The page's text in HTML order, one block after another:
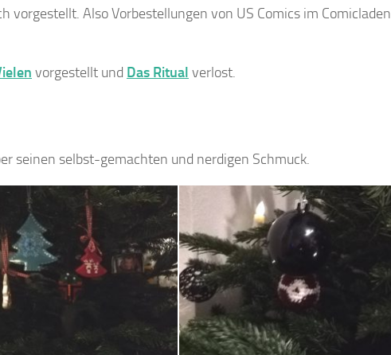
vorgestellt. Also Vorbestellungen von US Comics im Comicladen
vorgestellt und Das Ritual verlost.
seinen selbst-gemachten und nerdigen Schmuck.